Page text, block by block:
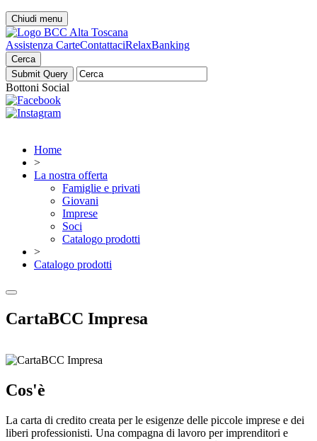
Chiudi menu
Assistenza CarteContattaciRelaxBanking
Cerca
Bottoni Social
Home
>
La nostra offerta
Famiglie e privati
Giovani
Imprese
Soci
Catalogo prodotti
>
Catalogo prodotti
CartaBCC Impresa
Cos'è
La carta di credito creata per le esigenze delle piccole imprese e dei
liberi professionisti. Una compagna di lavoro per imprenditori e